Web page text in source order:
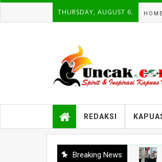
THURSDAY, AUGUST 6. HOME
REDAKSI
Breaking News POLDA